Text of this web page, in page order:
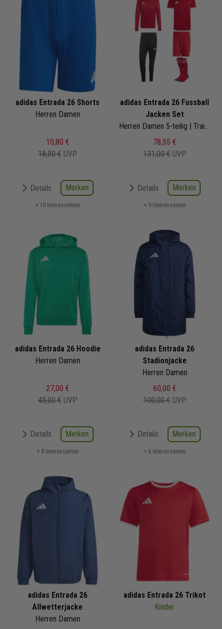
adidas Entrada 26 Shorts
Herren Damen
10,80 €
18,00 € UVP
Details Merken
+ 10 Interessenten
adidas Entrada 26 Fussball
Jacken Set
Herren Damen 5-teilig | Trainingsjacke Trainingshose Trikot Shorts Sockenstutzen | Fußball Komplettset
78,55 €
131,00 € UVP
Details Merken
+ 9 Interessenten
adidas Entrada 26 Hoodie
Herren Damen
27,00 €
45,00 € UVP
Details Merken
+ 8 Interessenten
adidas Entrada 26
Stadionjacke
Herren Damen
60,00 €
100,00 € UVP
Details Merken
+ 6 Interessenten
adidas Entrada 26
Allwetterjacke
Herren Damen
adidas Entrada 26 Trikot
Kinder